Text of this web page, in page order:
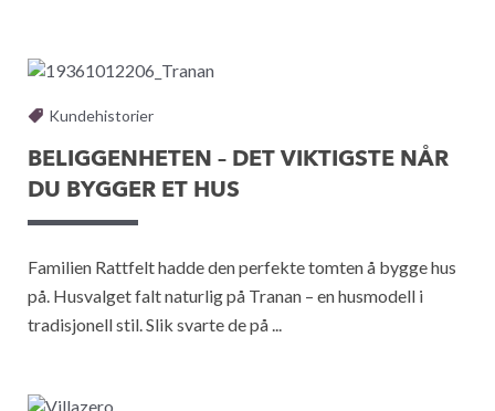
Kundehistorier
BELIGGENHETEN – DET VIKTIGSTE NÅR
DU BYGGER ET HUS
Familien Rattfelt hadde den perfekte tomten å bygge hus
på. Husvalget falt naturlig på Tranan – en husmodell i
tradisjonell stil. Slik svarte de på ...